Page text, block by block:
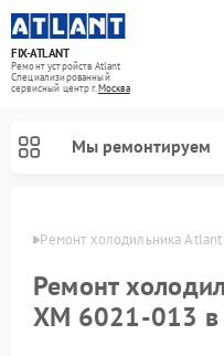
FIX-ATLANT
Ремонт устройств Atlant
Специализированный
cервисный центр г.Москва
Мы ремонтируем
Ремонт холодильника
Ремонт
ХМ 6021-013 в